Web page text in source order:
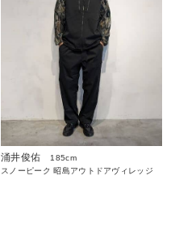
涌井俊佑
185cm
スノーピーク 昭島アウトドアヴィレッジ